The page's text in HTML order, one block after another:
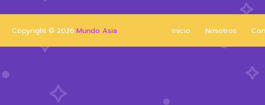
Inicio Nosotros
Copyright © 2026 Mundo Asia